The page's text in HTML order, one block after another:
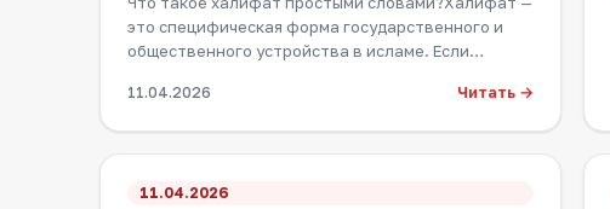
это специфическая форма государственного и
общественного устройства в исламе. Если
11.04.2026 Читать →
11.04.2026